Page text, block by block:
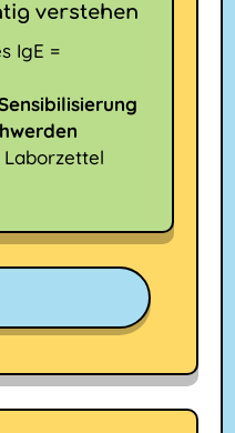
verstehen
IgE =